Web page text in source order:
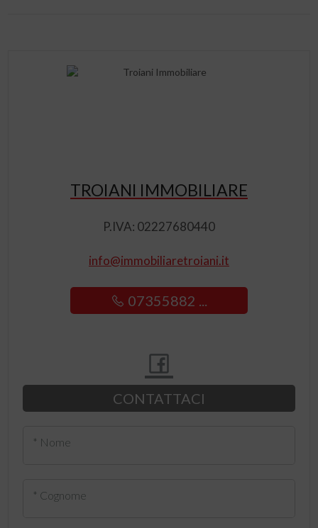
TROIANI IMMOBILIARE
P.IVA: 02227680440
info@immobiliaretroiani.it
07355882 ...
CONTATTACI
* Nome
* Cognome